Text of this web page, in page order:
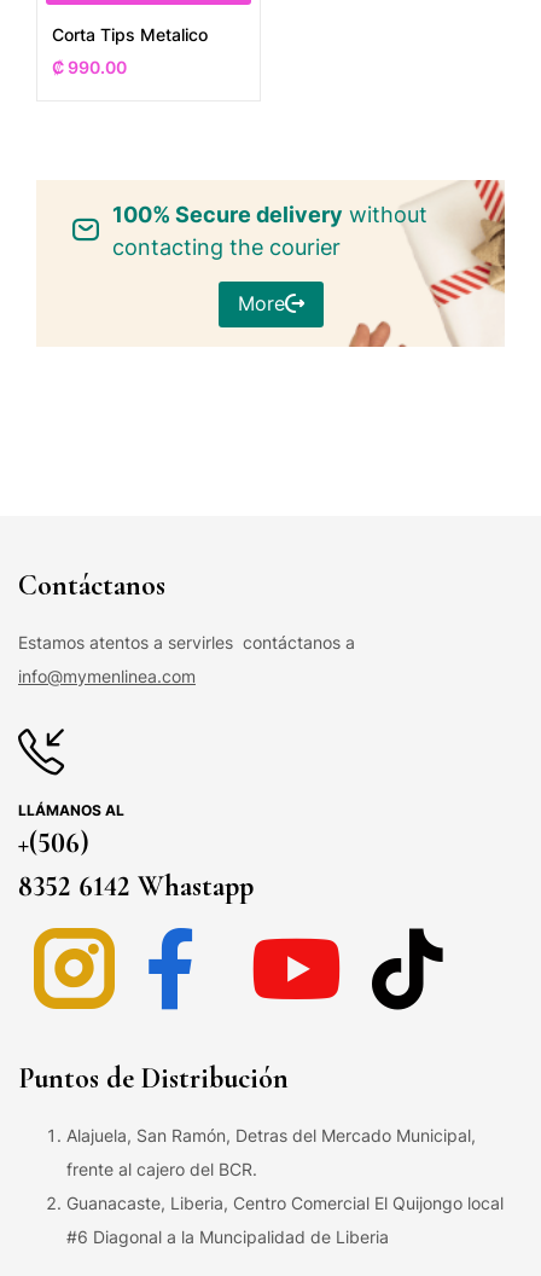
Corta Tips Metalico
₡990.00
100% Secure delivery without
contacting the courier
More
Contáctanos
Estamos atentos a servirles contáctanos a
info@mymenlinea.com
LLÁMANOS AL
+(506)
8352 6142 Whastapp
Puntos de Distribución
Alajuela, San Ramón, Detras del Mercado Municipal,
frente al cajero del BCR.
Guanacaste, Liberia, Centro Comercial El Quijongo local
#6 Diagonal a la Muncipalidad de Liberia